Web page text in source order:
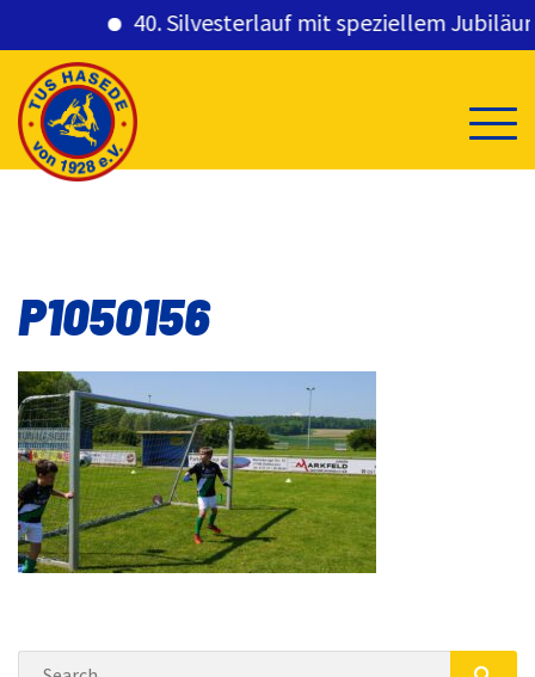
40. Silvesterlauf mit speziellem
content
P1050156
Search